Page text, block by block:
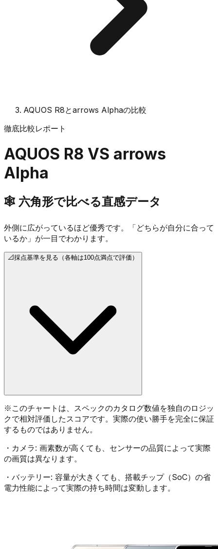
AQUOS R8とarrows Alphaの比較
徹底比較レポート
AQUOS R8 VS arrows
Alpha
🕸️ 六角形で比べる直感データ
外側に広がっているほど優秀です。「どちらが自分に合って
いるか」が一目でわかります。
📐採点基準を見る（各軸は100点満点で評価）
※ このチャートは、スペックのカタログ数値を独自のロジッ
クで相対評価したスコアです。実際の使い勝手を完全に保証
するものではありません。
・ カメラ: 画素数が高くても、センサーの品質によって実際
の画質は異なります。
・ バッテリー: 容量が大きくても、搭載チップ（SoC）の省
電力性能によって実際の持ち時間は変動します。